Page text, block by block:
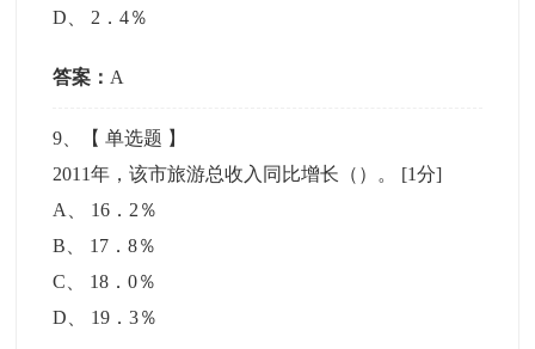
D
2．4％
答案： A
9 、【单选题 】
2011年，该市旅游总收入同比增长（）。 [1分]
A
16．2％
B
17．8％
C
18．0％
D
19．3％